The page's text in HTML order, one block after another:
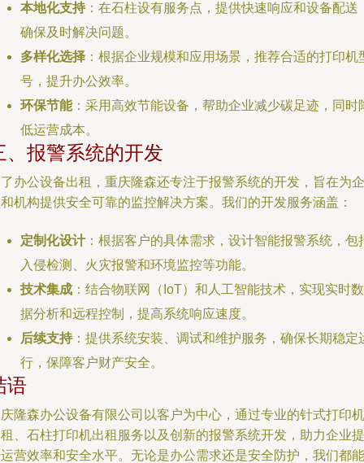
本地化支持：在石柱设有服务点，提供快速响应和设备配送
确保及时解决问题。
多样化选择 ：根据企业规模和应用场景，推荐合适的打印机
号，提升办公效率。
环保节能：采用高效节能设备，帮助企业减少碳足迹，同时
低运营成本。
、报警系统的开发
办公设备出租，重庆隆森还专注于报警系统的开发，旨在为企
机构提供安全可靠的监控解决方案。我们的开发服务涵盖：
定制化设计：根据客户的具体需求，设计智能报警系统，包
入侵检测、火灾报警和环境监控等功能。
技术集成 ：结合物联网（IoT）和人工智能技术，实现实时数
据分析和远程控制，提高系统响应速度。
后续支持：提供系统安装、调试和维护服务，确保长期稳定
行，保障客户财产安全。
语
隆森办公设备有限公司以客户为中心，通过专业的针式打印机
、石柱打印机出租服务以及创新的报警系统开发，助力企业提
营效率和安全水平。无论是办公需求还是安全防护，我们都能